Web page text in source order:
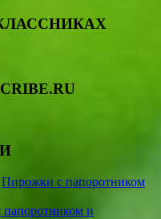
Пирожки с папоротником
и